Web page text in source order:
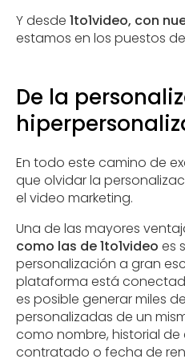
Y desde 1to1video, con
estamos en los puestos
De la
En todo este camino de
que olvidar la
el video marketing.
Una de las mayores
como las de 1to1video es
personalización a gran
plataforma está
es posible generar miles
personalizadas de un
como nombre, historial
contratado o fecha de